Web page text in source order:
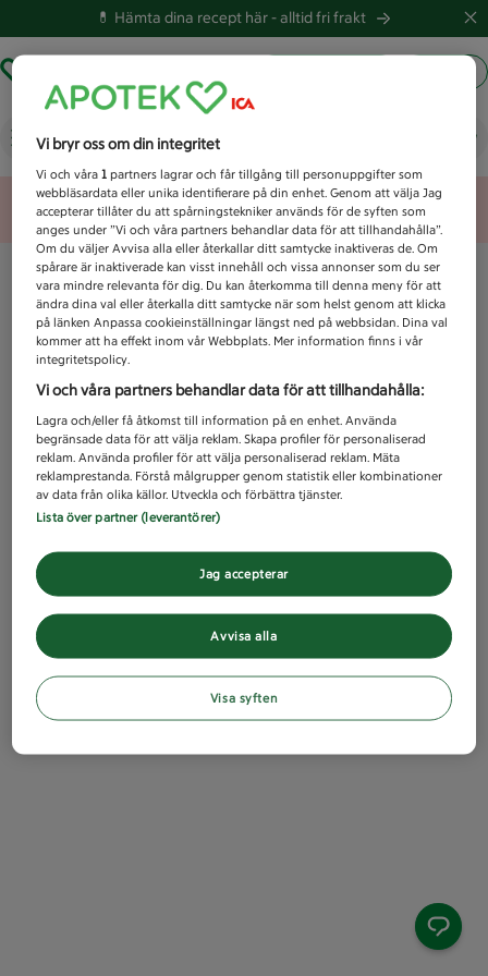
💊 Hämta dina recept här -alltid fri frakt
Vad letar du efter idag?
Unknown error
Vi bryr oss om din integritet
Vi och våra1 partners lagrar och får tillgång till personuppgifter som
webbläsardata eller unika identifierare på din enhet. Genom att välja Jag
accepterar tillåter du att spårningstekniker används för de syften som
anges under ”Vi och våra partners behandlar data för att tillhandahålla”.
Om du väljer Avvisa alla eller återkallar ditt samtycke inaktiveras de. Om
spårare är inaktiverade kan visst innehåll och vissa annonser som du ser
vara mindre relevanta för dig. Du kan återkomma till denna meny för att
ändra dina val eller återkalla ditt samtycke när som helst genom att klicka
på länken Anpassa cookieinställningar längst ned på webbsidan. Dina val
kommer att ha effekt inom vår Webbplats. Mer information finns i vår
integritetspolicy.
Vi och våra partners behandlar data för att tillhandahålla:
Lagra och/eller få åtkomst till information på en enhet. Använda
begränsade data för att välja reklam. Skapa profiler för personaliserad
reklam. Använda profiler för att välja personaliserad reklam. Mäta
reklamprestanda. Förstå målgrupper genom statistik eller kombinationer
av data från olika källor. Utveckla och förbättra tjänster.
Lista över partner (leverantörer)
Avvisa alla
Jag accepterar
Visa syften